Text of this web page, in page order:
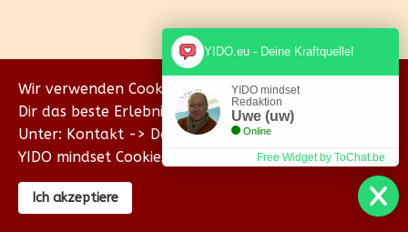
Wir verwenden Cookies, um sicherzustellen, dass wir
Dir das beste Erlebnis auf unserer Website bieten.
Unter: Kontakt -> Datenschutz erklären wir Dir, wie
YIDO mindset Cookies verwendet.
Ich akzeptiere
YIDO.eu - Deine Kraftquelle!
YIDO mindset
Redaktion
Uwe (uw)
Online
Free Widget by ToChat.be